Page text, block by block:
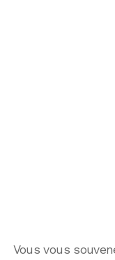
Vous vous